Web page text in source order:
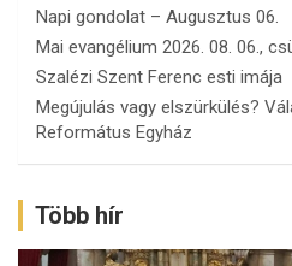
Napi gondolat – Augusztus 06.
Mai evangélium 2026. 08. 06.,
Szalézi Szent Ferenc esti imája
Megújulás vagy elszürkülés?
Református Egyház
Több hír